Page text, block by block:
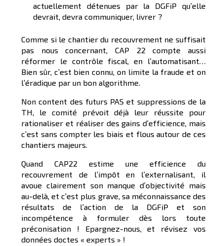
actuellement détenues par la DGFiP qu’elle
devrait, devra communiquer, livrer ?
Comme si le chantier du recouvrement ne suffisait
pas nous concernant, CAP 22 compte aussi
réformer le contrôle fiscal, en l’automatisant…
Bien sûr, c’est bien connu, on limite la fraude et on
l’éradique par un bon algorithme.
Non content des futurs PAS et suppressions de la
TH, le comité prévoit déjà leur réussite pour
rationaliser et réaliser des gains d’efficience, mais
c’est sans compter les biais et flous autour de ces
chantiers majeurs.
Quand CAP22 estime une efficience du
recouvrement de l’impôt en l’externalisant, il
avoue clairement son manque d’objectivité mais
au-delà, et c’est plus grave, sa méconnaissance des
résultats de l’action de la DGFiP et son
incompétence à formuler dès lors toute
préconisation ! Epargnez-nous, et révisez vos
données doctes « experts » !